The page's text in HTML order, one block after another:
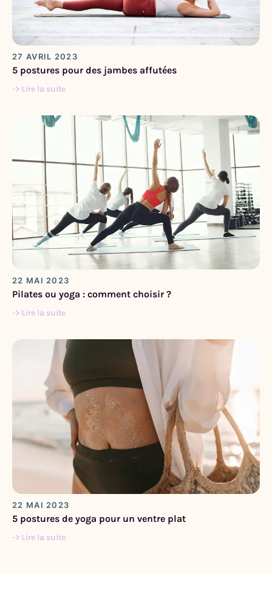
27 AVRIL 2023
5 postures pour des jambes affutées
-> Lire la suite
22 MAI 2023
Pilates ou yoga : comment choisir ?
-> Lire la suite
22 MAI 2023
5 postures de yoga pour un ventre plat
-> Lire la suite